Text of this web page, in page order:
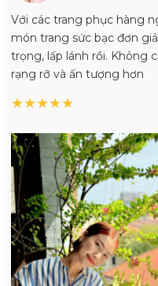
Với các trang phục hàng
món trang sức bạc đơn
trọng, lấp lánh rồi. Không
rạng rỡ và ấn tượng hơn
★★★★★